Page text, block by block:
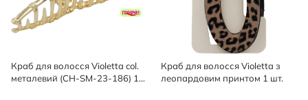
Краб для волосся Violetta col.
металевий (CH-SM-23-186) 1
Краб для волосся Violetta з
леопардовим принтом 1 шт.